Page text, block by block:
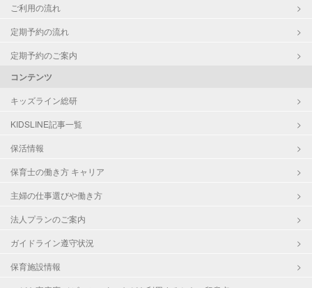
ご利用の流れ
定期予約の流れ
定期予約のご案内
コンテンツ
キッズライン総研
KIDSLINE記事一覧
保活情報
保育士の働き方 キャリア
主婦の仕事選びや働き方
法人プランのご案内
ガイドライン遵守状況
保育施設情報